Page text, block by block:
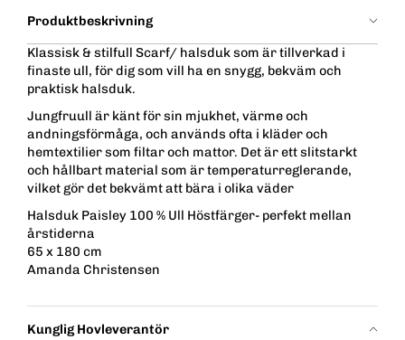
Produktbeskrivning
Kunglig Hovleverantör
Klassisk & stilfull Scarf/ halsduk som är tillverkad i
finaste ull, för dig som vill ha en snygg, bekväm och
praktisk halsduk.
Jungfruull är känt för sin mjukhet, värme och
andningsförmåga, och används ofta i kläder och
hemtextilier som filtar och mattor. Det är ett slitstarkt
och hållbart material som är temperaturreglerande,
vilket gör det bekvämt att bära i olika väder
Halsduk Paisley 100 % Ull Höstfärger- perfekt mellan
årstiderna
65 x 180 cm
Amanda Christensen